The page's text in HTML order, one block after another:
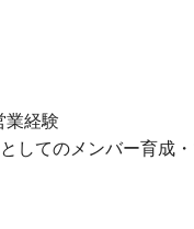
業経験
してのメンバー育成